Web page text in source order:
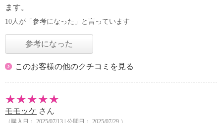
ます。
10人が「参考になった」と言っています
参考になった
このお客様の他のクチコミを見る
モモッケ さん
（購入日： 2025/07/13 | 公開日： 2025/07/29 ）